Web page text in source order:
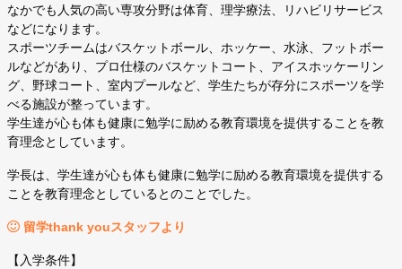
なかでも人気の高い専攻分野は体育、理学療法、リハビリサービス
などになります。
スポーツチームはバスケットボール、ホッケー、水泳、フットボー
ルなどがあり、プロ仕様のバスケットコート、アイスホッケーリン
グ、野球コート、室内プールなど、学生たちが存分にスポーツを学
べる施設が整っています。
学生達が心も体も健康に勉学に励める教育環境を提供することを教
育理念としています。
学長は、学生達が心も体も健康に勉学に励める教育環境を提供する
ことを教育理念としているとのことでした。
留学thank youスタッフより
【入学条件】